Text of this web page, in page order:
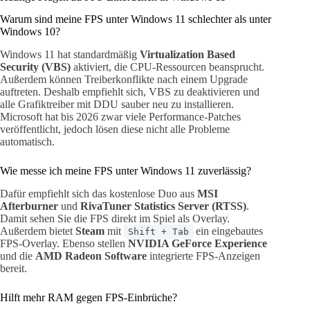
Warum sind meine FPS unter Windows 11 schlechter als unter
Windows 10?
Windows 11 hat standardmäßig Virtualization Based
Security (VBS) aktiviert, die CPU-Ressourcen beansprucht.
Außerdem können Treiberkonflikte nach einem Upgrade
auftreten. Deshalb empfiehlt sich, VBS zu deaktivieren und
alle Grafiktreiber mit DDU sauber neu zu installieren.
Microsoft hat bis 2026 zwar viele Performance-Patches
veröffentlicht, jedoch lösen diese nicht alle Probleme
automatisch.
Wie messe ich meine FPS unter Windows 11 zuverlässig?
Dafür empfiehlt sich das kostenlose Duo aus MSI
Afterburner und RivaTuner Statistics Server (RTSS).
Damit sehen Sie die FPS direkt im Spiel als Overlay.
Außerdem bietet Steam mit Shift + Tab
ein eingebautes
FPS-Overlay. Ebenso stellen NVIDIA GeForce Experience
und die AMD Radeon Software integrierte FPS-Anzeigen
bereit.
Hilft mehr RAM gegen FPS-Einbrüche?